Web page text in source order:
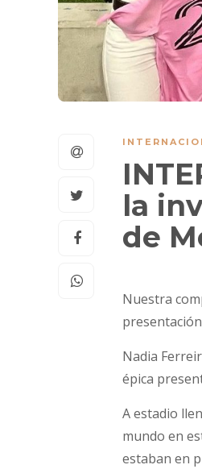
la
de
Nuestra
Nadia
épica
A estadio
mundo en
estaban en